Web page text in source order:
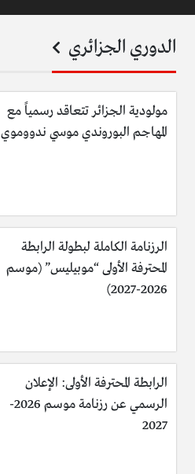
الدوري الجزائري
مولودية الجزائر تتعاقد رسمياً مع
المهاجم البوروندي موسي ندووموي
الرزنامة الكاملة لبطولة الرابطة
المحترفة الأولى “موبيليس” (موسم
2026-2027)
الرابطة المحترفة الأولى: الإعلان
الرسمي عن رزنامة موسم 2026-
2027